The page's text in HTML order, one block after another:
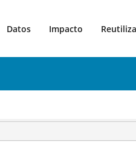
Datos Impacto